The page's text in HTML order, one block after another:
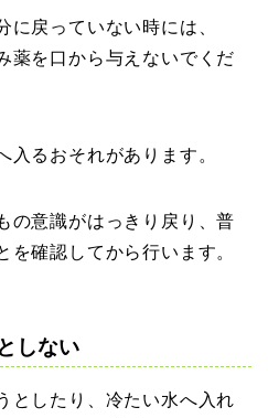
に戻っていない時には、
薬を口から与えないでくだ
入るおそれがあります。
の意識がはっきり戻り、普
を確認してから行います。
しない
としたり、冷たい水へ入れ